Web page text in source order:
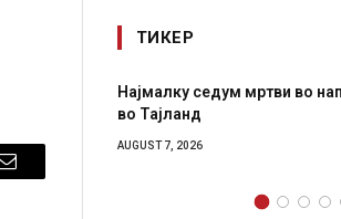
Email
ТИКЕР
Најмалку седум мртви во
во Тајланд
AUGUST 7, 2026